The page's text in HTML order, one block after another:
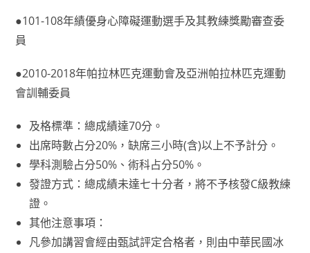
●101-108年績優身心障礙運動選手及其教練獎勵審查委
員
●2010-2018年帕拉林匹克運動會及亞洲帕拉林匹克運動
會訓輔委員
及格標準：總成績達70分。
出席時數占分20%，缺席三小時(含)以上不予計分。
學科測驗占分50%、術科占分50%。
發證方式：總成績未達七十分者，將不予核發C級教練
證。
其他注意事項：
凡參加講習會經由甄試評定合格者，則由中華民國冰